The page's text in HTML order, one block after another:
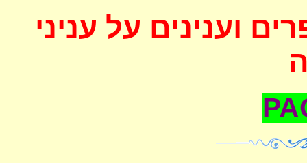
וענינים על עניני